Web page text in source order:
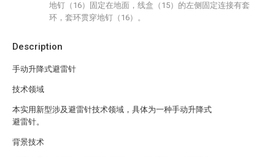
Description
手动升降式避雷针
技术领域
本实用新型涉及避雷针技术领域，具体为一种手动升降式
避雷针。
背景技术
地钉（16）固定在地面，线盒（15）的左侧固定连接有套
环，套环贯穿地钉（16）。